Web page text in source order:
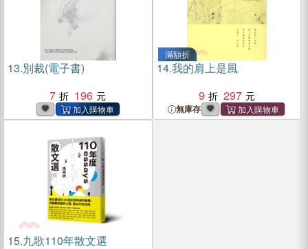
13.別裁(電子書)
7
196
滿額折
14.我的肩上是風
9
297
無庫存
15.九歌110年散文選